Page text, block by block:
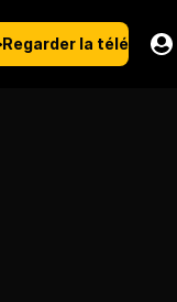
Regarder la télé